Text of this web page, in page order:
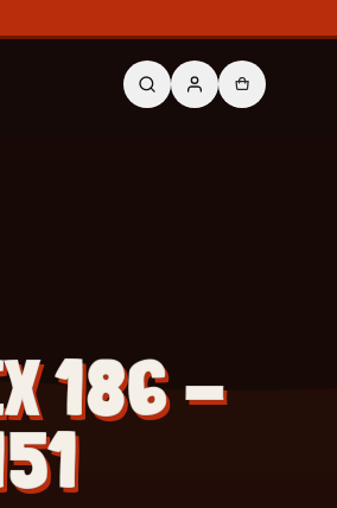
186 -